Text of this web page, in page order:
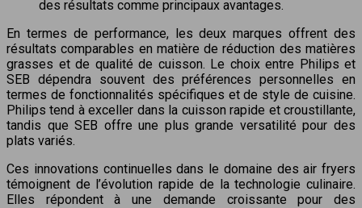
des résultats comme principaux avantages.
En termes de performance, les deux marques offrent des
résultats comparables en matière de réduction des matières
grasses et de qualité de cuisson. Le choix entre Philips et
SEB dépendra souvent des préférences personnelles en
termes de fonctionnalités spécifiques et de style de cuisine.
Philips tend à exceller dans la cuisson rapide et croustillante,
tandis que SEB offre une plus grande versatilité pour des
plats variés.
Ces innovations continuelles dans le domaine des air fryers
témoignent de l’évolution rapide de la technologie culinaire.
Elles répondent à une demande croissante pour des